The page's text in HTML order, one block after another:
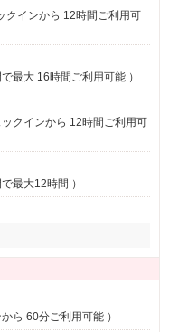
クインから 12時間ご利用可
最大 16時間ご利用可能 ）
クインから 12時間ご利用可
最大12時間 ）
ら 60分ご利用可能 ）